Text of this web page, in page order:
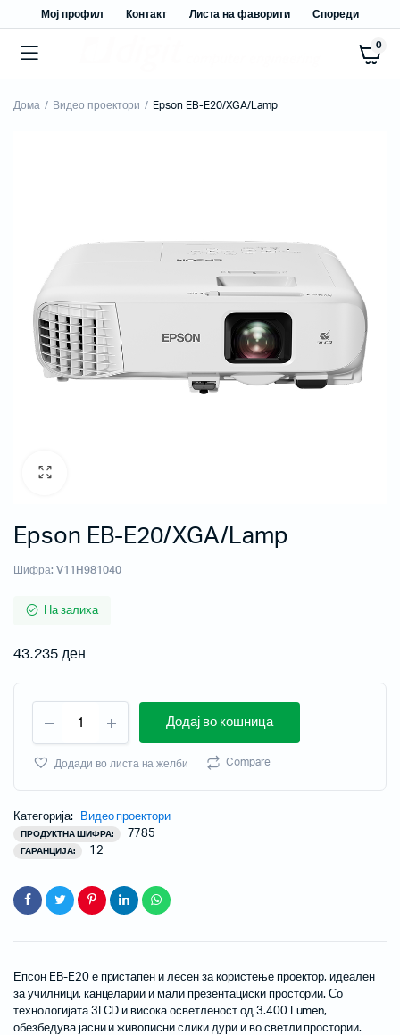
Мој профил Контакт Листа на фаворити Спореди
0
Дома Видео проектори Epson EB-E20/XGA/Lamp
Epson EB-E20/XGA/Lamp
Шифра: V11H981040
На залиха
43.235ден
Додај во кошница
Додади во листа на желби Compare
Категорија: Видео проектори
ПРОДУКТНА ШИФРА: 7785
ГАРАНЦИЈА: 12
Епсон EB-E20 е пристапен и лесен за користење проектор, идеален
за училници, канцеларии и мали презентациски простории. Со
технологијата 3LCD и висока осветленост од 3.400 Lumen,
обезбедува јасни и живописни слики дури и во светли простории.